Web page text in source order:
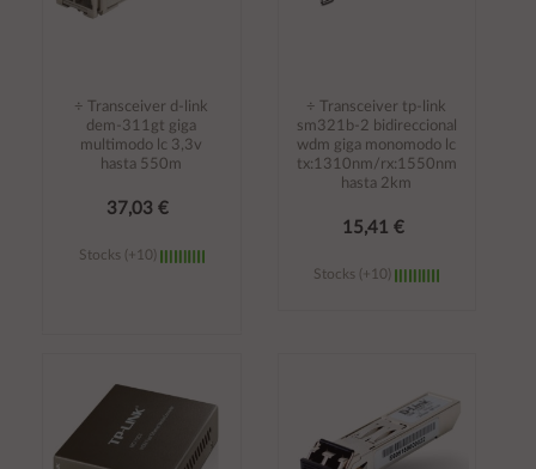
÷ Transceiver d-link
dem-311gt giga
multimodo lc 3,3v
hasta 550m
37,03 €
Stocks (+10)
carrito
÷ Transceiver tp-link
sm321b-2 bidireccional
wdm giga monomodo lc
tx:1310nm/rx:1550nm
hasta 2km
15,41 €
Stocks (+10)